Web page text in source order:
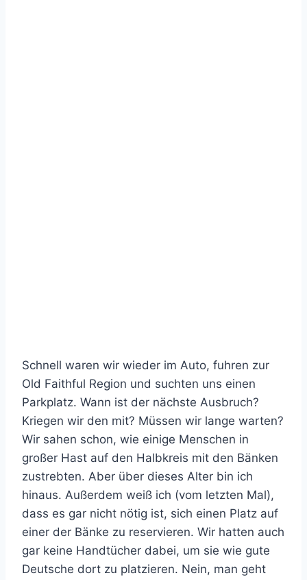
Schnell waren wir wieder im Auto, fuhren zur
Old Faithful Region und suchten uns einen
Parkplatz. Wann ist der nächste Ausbruch?
Kriegen wir den mit? Müssen wir lange warten?
Wir sahen schon, wie einige Menschen in
großer Hast auf den Halbkreis mit den Bänken
zustrebten. Aber über dieses Alter bin ich
hinaus. Außerdem weiß ich (vom letzten Mal),
dass es gar nicht nötig ist, sich einen Platz auf
einer der Bänke zu reservieren. Wir hatten auch
gar keine Handtücher dabei, um sie wie gute
Deutsche dort zu platzieren. Nein, man geht